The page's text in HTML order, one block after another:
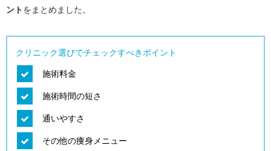
ントをまとめました。
クリニック選びでチェックすべきポイント
施術料金
施術時間の短さ
通いやすさ
その他の痩身メニュー